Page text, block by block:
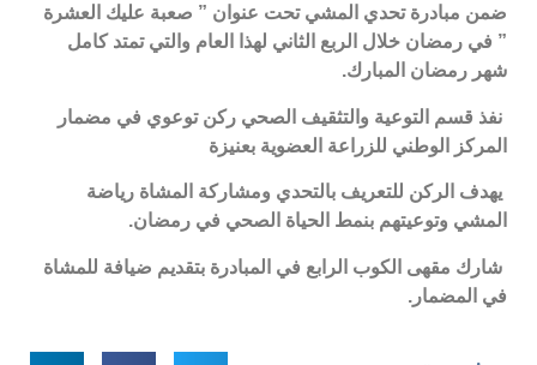
ضمن مبادرة تحدي المشي تحت عنوان ” صعبة عليك العشرة
” في رمضان خلال الربع الثاني لهذا العام والتي تمتد كامل
شهر رمضان المبارك.
نفذ قسم التوعية والتثقيف الصحي ركن توعوي في مضمار
المركز الوطني للزراعة العضوية بعنيزة
يهدف الركن للتعريف بالتحدي ومشاركة المشاة رياضة
المشي وتوعيتهم بنمط الحياة الصحي في رمضان.
شارك مقهى الكوب الرابع في المبادرة بتقديم ضيافة للمشاة
في المضمار .